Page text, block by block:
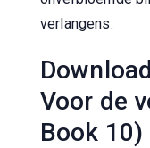
verlangens.
Voor de
Book 10)